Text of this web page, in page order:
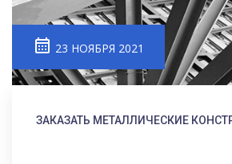
23 НОЯБРЯ 2021
ЗАКАЗАТЬ МЕТАЛЛИЧЕСКИЕ